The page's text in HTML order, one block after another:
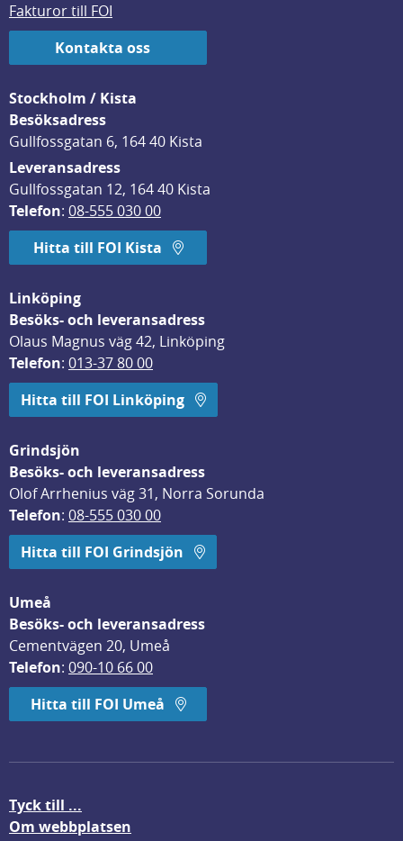
Fakturor till FOI
Kontakta oss
Stockholm / Kista
Besöksadress
Gullfossgatan 6, 164 40 Kista
Leveransadress
Gullfossgatan 12, 164 40 Kista
Telefon: 08-555 030 00
Hitta till FOI Kista
Linköping
Besöks- och leveransadress
Olaus Magnus väg 42, Linköping
Telefon: 013-37 80 00
Hitta till FOI Linköping
Grindsjön
Besöks- och leveransadress
Olof Arrhenius väg 31, Norra Sorunda
Telefon: 08-555 030 00
Hitta till FOI Grindsjön
Umeå
Besöks- och leveransadress
Cementvägen 20, Umeå
Telefon: 090-10 66 00
Hitta till FOI Umeå
Tyck till ...
Om webbplatsen